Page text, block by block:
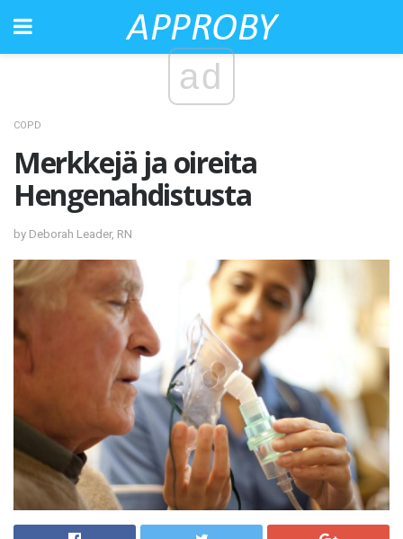
ad
COPD
Merkkejä ja oireita
Hengenahdistusta
by Deborah Leader, RN